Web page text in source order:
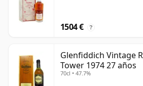
1504 € ?
Glenfiddich Vintage
Tower 1974 27 años
70cl • 47.7%